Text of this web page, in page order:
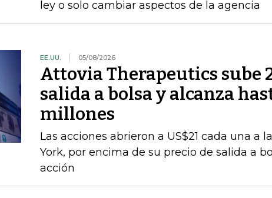
ley o solo cambiar aspectos de la agencia
EE.UU. 05/08/2026
Attovia Therapeutics sube
salida a bolsa y alcanza
millones
Las acciones abrieron a US$21 cada una a
York, por encima de su precio de salida a
acción